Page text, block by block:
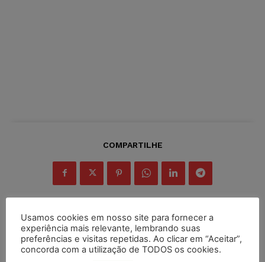
COMPARTILHE
Inscreva-se
Usamos cookies em nosso site para fornecer a
experiência mais relevante, lembrando suas
preferências e visitas repetidas. Ao clicar em “Aceitar”,
concorda com a utilização de TODOS os cookies.